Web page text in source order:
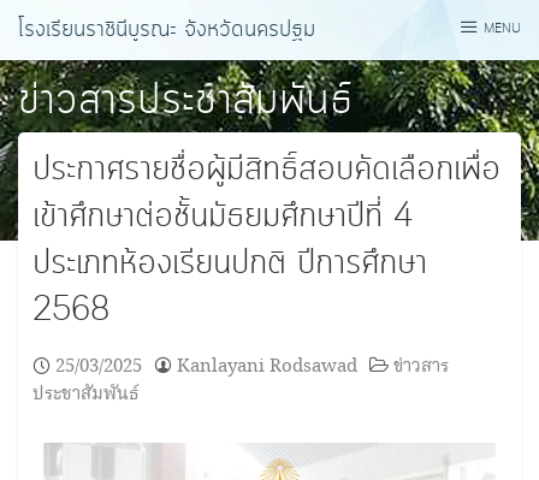
Skip
content
โรงเรียนราชินีบูรณะ จังหวัดนครปฐม MENU
ข่าวสารประชาสัมพันธ์
ประกาศรายชื่อผู้มีสิทธิ์สอบคัดเลือกเพื่อ
เข้าศึกษาต่อชั้นมัธยมศึกษาปีที่ 4
ประเภทห้องเรียนปกติ ปีการศึกษา
2568
25/03/2025 Kanlayani Rodsawad
ข่าวสาร
ประชาสัมพันธ์